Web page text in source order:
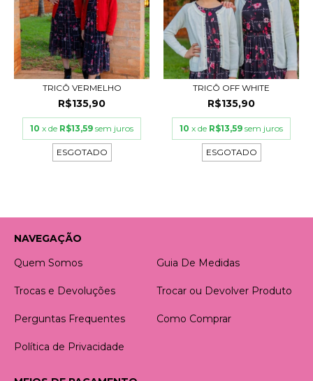
TRICÔ VERMELHO
R$135,90
10 x de R$13,59 sem juros
ESGOTADO
TRICÔ OFF WHITE
R$135,90
10 x de R$13,59 sem juros
ESGOTADO
NAVEGAÇÃO
Quem Somos
Guia De Medidas
Trocas e Devoluções Trocar ou Devolver Produto
Perguntas Frequentes Como Comprar
Política de Privacidade